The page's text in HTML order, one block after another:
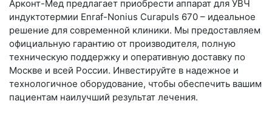
Арконт-Мед предлагает приобрести аппарат для УВЧ
индуктотермии Enraf-Nonius Curapuls 670 – идеальное
решение для современной клиники. Мы предоставляем
официальную гарантию от производителя, полную
техническую поддержку и оперативную доставку по
Москве и всей России. Инвестируйте в надежное и
технологичное оборудование, чтобы обеспечить вашим
пациентам наилучший результат лечения.